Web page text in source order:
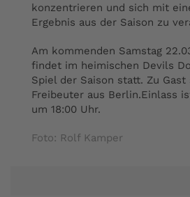
konzentrieren und sich mit
Ergebnis aus der Saison zu
Am kommenden Samstag
findet im heimischen Devils
Spiel der Saison statt. Zu Gast
Freibeuter aus Berlin.Einlass
um 18:00 Uhr.
Foto: Rolf Kamper